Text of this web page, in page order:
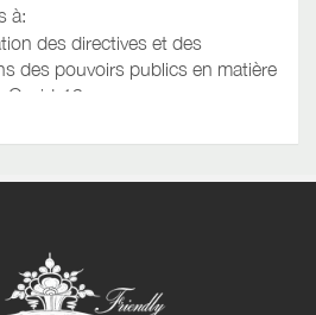
à:
des directives et des
des pouvoirs publics en matière
Covid-19.